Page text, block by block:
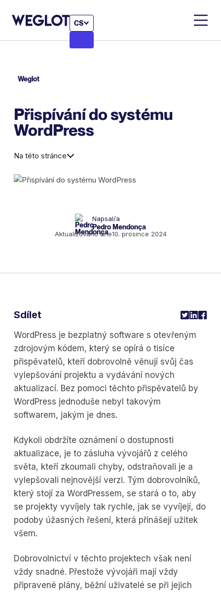
CS
Weglot
Přispívání do systému
WordPress
Na této stránce
Napsal/a
Pedro Mendonça
Aktualizováno dne10. prosince 2024
WordPress je bezplatný software s otevřeným
zdrojovým kódem, který se opírá o tisíce
přispěvatelů, kteří dobrovolně věnují svůj čas
vylepšování projektu a vydávání nových
aktualizací. Bez pomoci těchto přispěvatelů by
WordPress jednoduše nebyl takovým
softwarem, jakým je dnes.
Kdykoli obdržíte oznámení o dostupnosti
aktualizace, je to zásluha vývojářů z celého
světa, kteří zkoumali chyby, odstraňovali je a
vylepšovali nejnovější verzi. Tým dobrovolníků,
který stojí za WordPressem, se stará o to, aby
se projekty vyvíjely tak rychle, jak se vyvíjejí, do
podoby úžasných řešení, která přinášejí užitek
všem.
Dobrovolnictví v těchto projektech však není
vždy snadné. Přestože vývojáři mají vždy
připravené plány, běžní uživatelé se při jejich
Sdílet